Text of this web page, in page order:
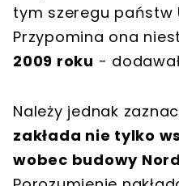
tym szeregu państw
Przypomina ona
2009 roku -
Należy jednak
zakłada nie tylko
wobec budowy